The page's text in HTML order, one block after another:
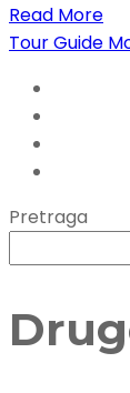
Read More
Tour Guide
Pretraga